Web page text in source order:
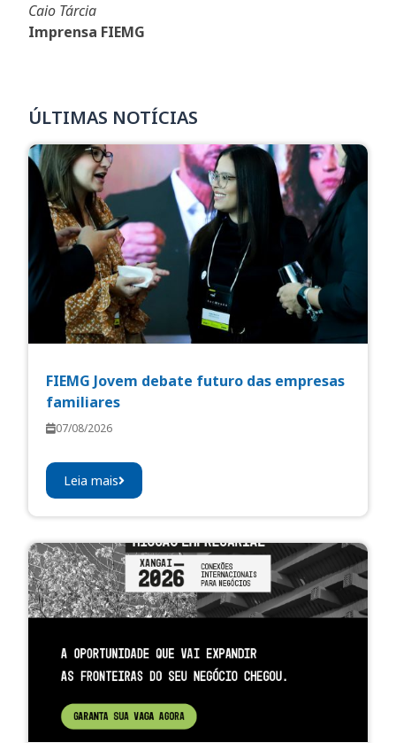
Caio Tárcia
Imprensa FIEMG
ÚLTIMAS NOTÍCIAS
FIEMG Jovem debate futuro das empresas
familiares
07/08/2026
Leia mais